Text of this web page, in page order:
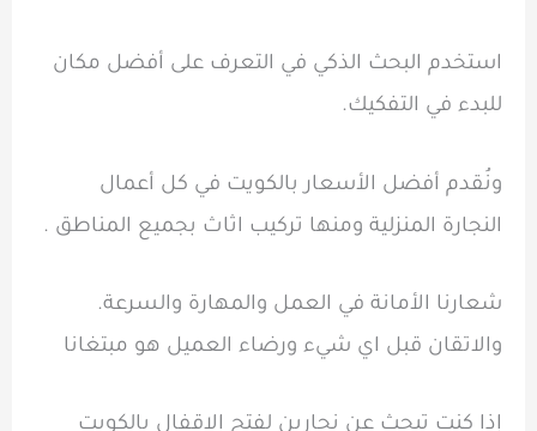
استخدم البحث الذكي في التعرف على أفضل مكان
للبدء في التفكيك.
ونُقدم أفضل الأسعار بالكويت في كل أعمال
النجارة المنزلية ومنها تركيب اثاث بجميع المناطق .
شعارنا الأمانة في العمل والمهارة والسرعة.
والاتقان قبل اي شيء ورضاء العميل هو مبتغانا
إذا كنت تبحث عن نجارين لفتح الاقفال بالكويت